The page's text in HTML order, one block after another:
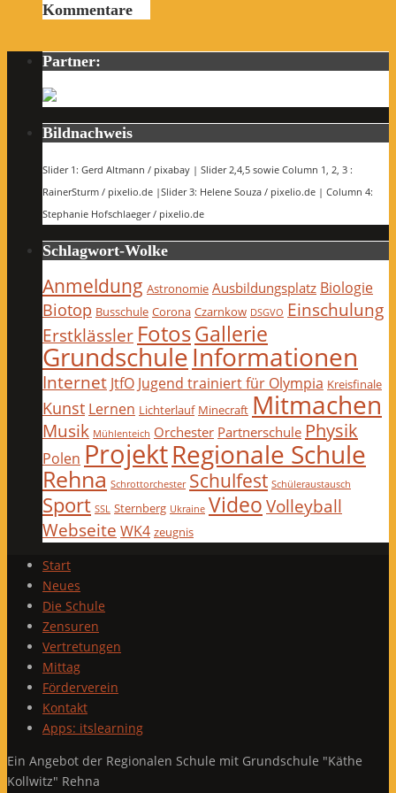
Kommentare
Partner:
Bildnachweis
Slider 1: Gerd Altmann / pixabay | Slider 2,4,5 sowie Column 1, 2, 3 :
RainerSturm / pixelio.de |Slider 3: Helene Souza / pixelio.de | Column 4:
Stephanie Hofschlaeger / pixelio.de
Schlagwort-Wolke
Anmeldung Astronomie Ausbildungsplatz Biologie
Biotop Busschule Corona Czarnkow DSGVO Einschulung
Erstklässler FotosGallerie
GrundschuleInformationen
Internet JtfO Jugend trainiert für Olympia Kreisfinale
Kunst Lernen Lichterlauf Minecraft Mitmachen
Musik Mühlenteich Orchester Partnerschule Physik
Polen ProjektRegionale Schule
Rehna Schrottorchester Schulfest Schüleraustausch
Sport SSL Sternberg Ukraine VideoVolleyball
Webseite WK4 zeugnis
Start
Neues
Die Schule
Zensuren
Vertretungen
Mittag
Förderverein
Kontakt
Apps: itslearning
Ein Angebot der Regionalen Schule mit Grundschule "Käthe
Kollwitz" Rehna